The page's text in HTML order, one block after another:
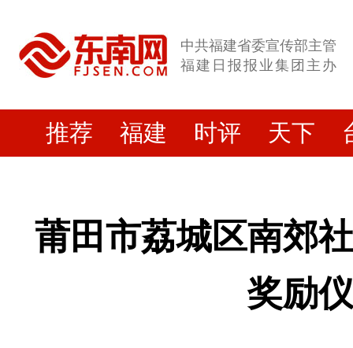
中共福建省委宣传部主管
福建日报报业集团主办
推荐 福建 时评 天下
莆田市荔城区南郊
奖励